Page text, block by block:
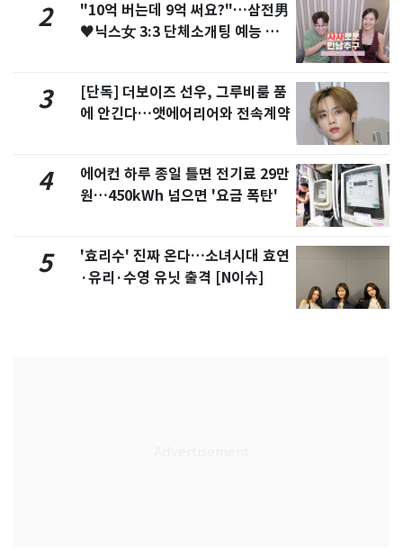
2
"10억 버는데 9억 써요?"…삼전男
♥닉스女 3:3 단체소개팅 예능 화
3
[단독] 더보이즈 선우, 그루비룸 품
에 안긴다…앳에어리어와 전속계약
4
에어컨 하루 종일 틀면 전기료 29만
원…450kWh 넘으면 '요금 폭탄'
5
'효리수' 진짜 온다…소녀시대 효연
·유리·수영 유닛 출격 [N이슈]